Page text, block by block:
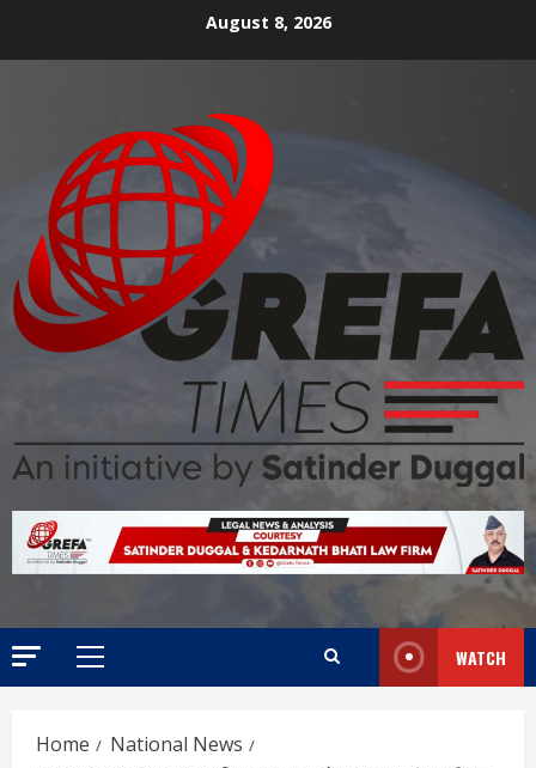
August 8, 2026
WATCH
Home
National News